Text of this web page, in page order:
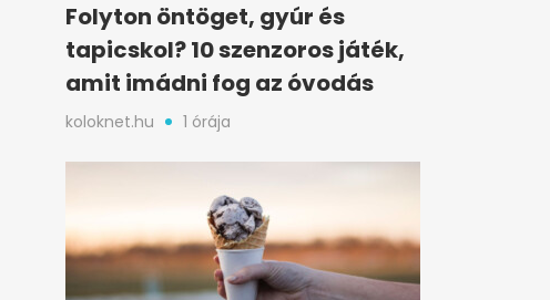
Folyton öntöget, gyúr és
tapicskol? 10 szenzoros játék,
amit imádni fog az óvodás
koloknet.hu 1 órája